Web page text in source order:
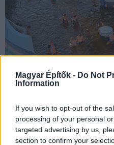
Magyar Építők - Do Not
Information
If you wish to opt-out of the
processing of your personal
targeted advertising by us,
section to confirm your
Nagyszabású vezeték- és
Csongrád-Csanád vármegyei
Teljes körű energetikai
fontos egészségügyi